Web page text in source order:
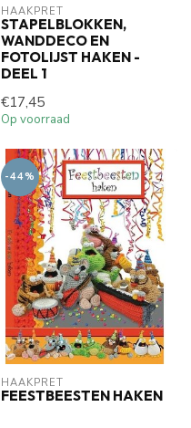
HAAKPRET
STAPELBLOKKEN,
WANDDECO EN
FOTOLIJST HAKEN -
DEEL 1
€17,45
Op voorraad
-44%
HAAKPRET
FEESTBEESTEN HAKEN